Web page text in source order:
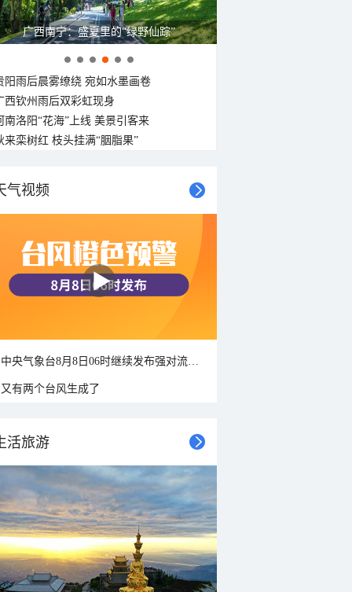
广西南宁：盛夏里的“绿野仙踪”
阳雨后晨雾缭绕 宛如水墨画卷
西钦州雨后双彩虹现身
南洛阳“花海”上线 美景引客来
来栾树红 枝头挂满“胭脂果”
气视频
又有两个台风生成了
活旅游